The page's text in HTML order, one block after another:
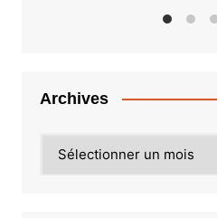
Archives